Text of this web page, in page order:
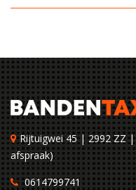
Rijtuigwei 45 | 2992 ZZ
afspraak)
0614799741